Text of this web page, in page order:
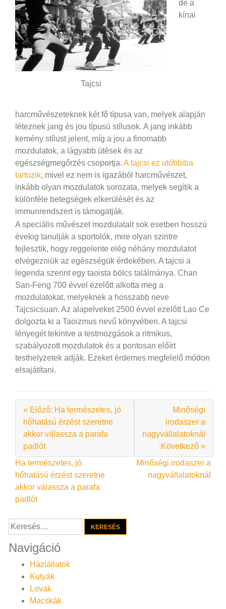
Tajcsi
de a
kínai
harcművészeteknek két fő típusa van, melyek alapján
léteznek jang és jou típusú stílusok. A jang inkább
kemény stílust jelent, míg a jou a finomabb
mozdulatok, a lágyabb ütések és az
egészségmegőrzés csoportja. A tajcsi ez utóbbiba
tartozik, mivel ez nem is igazából harcművészet,
inkább olyan mozdulatok sorozata, melyek segítik a
különféle betegségek elkerülését és az
immunrendszert is támogatják.
A speciális művészet mozdulatait sok esetben hosszú
évekig tanulják a sportolók, mire olyan szintre
fejlesztik, hogy reggelente elég néhány mozdulatot
elvégezniük az egészségük érdekében. A tajcsi a
legenda szerint egy taoista bölcs találmánya. Chan
San-Feng 700 évvel ezelőtt alkotta meg a
mozdulatokat, melyeknek a hosszabb neve
Tajcsicsuan. Az alapelveket 2500 évvel ezelőtt Lao Ce
dolgozta ki a Taoizmus nevű könyvében. A tajcsi
lényegét tekintve a testmozgások a ritmikus,
szabályozott mozdulatok és a pontosan előírt
testhelyzetek adják. Ezeket érdemes megfelelő módon
elsajátítani.
« Előző: Ha természetes, jó
hőhatású érzést szeretne
akkor válassza a parafa
padlót
Minőségi
irodaszer a
nagyvállalatoknál
:Következő »
Bejegyzés
navigáció
Ha természetes, jó
hőhatású érzést szeretne
akkor válassza a parafa
padlót
Minőségi irodaszer a
nagyvállalatoknál
Keresés:
Navigáció
Háziállatok
Kutyák
Lovak
Macskák